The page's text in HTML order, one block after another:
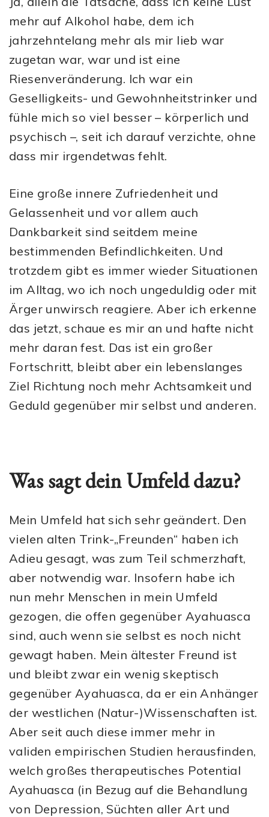
mehr auf Alkohol habe, dem ich
jahrzehntelang mehr als mir lieb war
zugetan war, war und ist eine
Riesenveränderung. Ich war ein
Geselligkeits- und Gewohnheitstrinker und
fühle mich so viel besser – körperlich und
psychisch –, seit ich darauf verzichte, ohne
dass mir irgendetwas fehlt.
Eine große innere Zufriedenheit und
Gelassenheit und vor allem auch
Dankbarkeit sind seitdem meine
bestimmenden Befindlichkeiten. Und
trotzdem gibt es immer wieder Situationen
im Alltag, wo ich noch ungeduldig oder mit
Ärger unwirsch reagiere. Aber ich erkenne
das jetzt, schaue es mir an und hafte nicht
mehr daran fest. Das ist ein großer
Fortschritt, bleibt aber ein lebenslanges
Ziel Richtung noch mehr Achtsamkeit und
Geduld gegenüber mir selbst und anderen.
Was sagt dein Umfeld dazu?
Mein Umfeld hat sich sehr geändert. Den
vielen alten Trink-„Freunden“ haben ich
Adieu gesagt, was zum Teil schmerzhaft,
aber notwendig war. Insofern habe ich
nun mehr Menschen in mein Umfeld
gezogen, die offen gegenüber Ayahuasca
sind, auch wenn sie selbst es noch nicht
gewagt haben. Mein ältester Freund ist
und bleibt zwar ein wenig skeptisch
gegenüber Ayahuasca, da er ein Anhänger
der westlichen (Natur-)Wissenschaften ist.
Aber seit auch diese immer mehr in
validen empirischen Studien herausfinden,
welch großes therapeutisches Potential
Ayahuasca (in Bezug auf die Behandlung
von Depression, Süchten aller Art und